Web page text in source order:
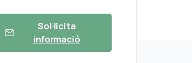
Sol·licita
informació